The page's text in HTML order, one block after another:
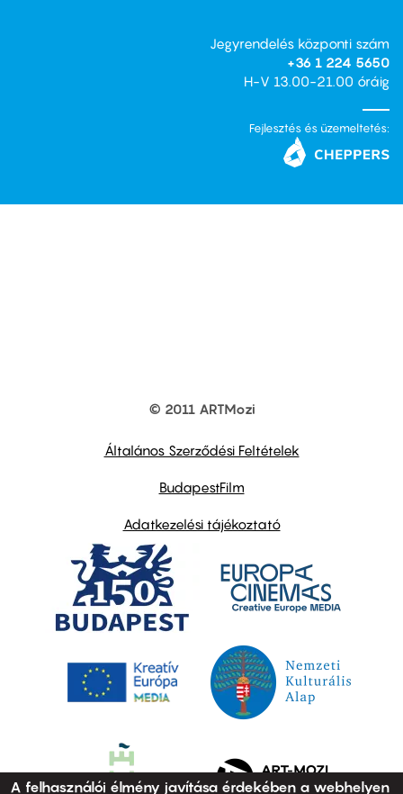
Jegyrendelés központi szám
+36 1 224 5650
H-V 13.00-21.00 óráig
Fejlesztés és üzemeltetés:
© 2011 ARTMozi
Általános Szerződési Feltételek
BudapestFilm
Adatkezelési tájékoztató
A felhasználói élmény javítása érdekében a webhelyen